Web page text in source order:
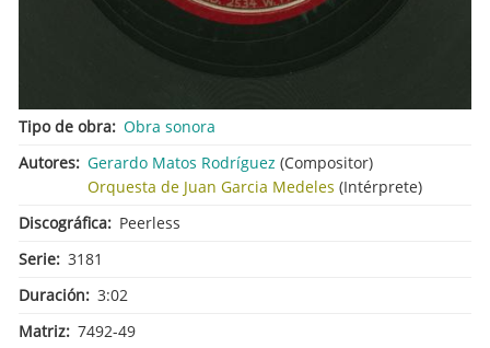
Tipo de obra Obra sonora
Autores Gerardo Matos Rodríguez (Compositor)
Orquesta de Juan Garcia Medeles (Intérprete)
Discográfica
Peerless
Serie 3181
Duración
3:02
Matriz 7492-49